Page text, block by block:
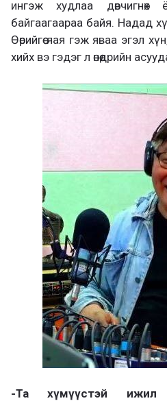
ингэж худлаа
байгаагаараа байя. Надад
Өөрийгөө яая гэж яваа эгэл
хийх вэ гэдэг л өнөөдрийн
-Та хүмүүстэй ижил